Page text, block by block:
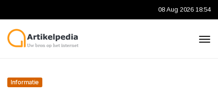
08 Aug 2026 18:54
Informatie